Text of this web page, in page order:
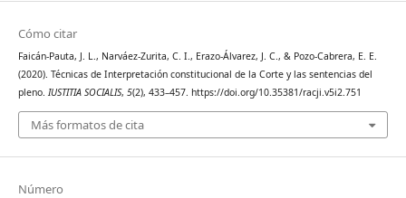
Cómo citar
Faicán-Pauta, J. L., Narváez-Zurita, C. I., Erazo-Álvarez, J. C., & Pozo-Cabrera, E. E.
(2020). Técnicas de Interpretación constitucional de la Corte y las sentencias del
pleno. IUSTITIA SOCIALIS, 5(2), 433–457. https://doi.org/10.35381/racji.v5i2.751
Más formatos de cita
Número